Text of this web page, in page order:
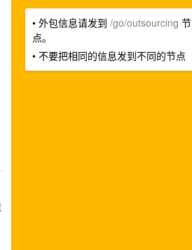
• 外包信息请发到 /go/outsourcing 节
点。
• 不要把相同的信息发到不同的节点